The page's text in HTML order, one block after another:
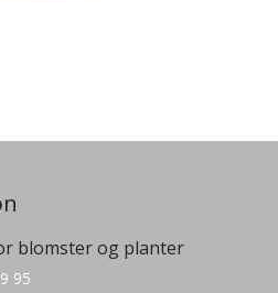
blomster og planter
95